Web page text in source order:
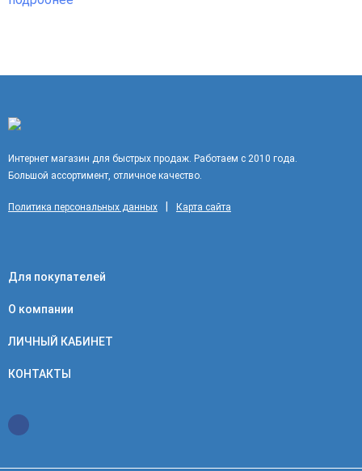
Интернет магазин для быстрых продаж. Работаем с 2010 года.
Большой ассортимент, отличное качество.
Политика персональных данных Карта сайта
Для покупателей
О компании
ЛИЧНЫЙ КАБИНЕТ
КОНТАКТЫ